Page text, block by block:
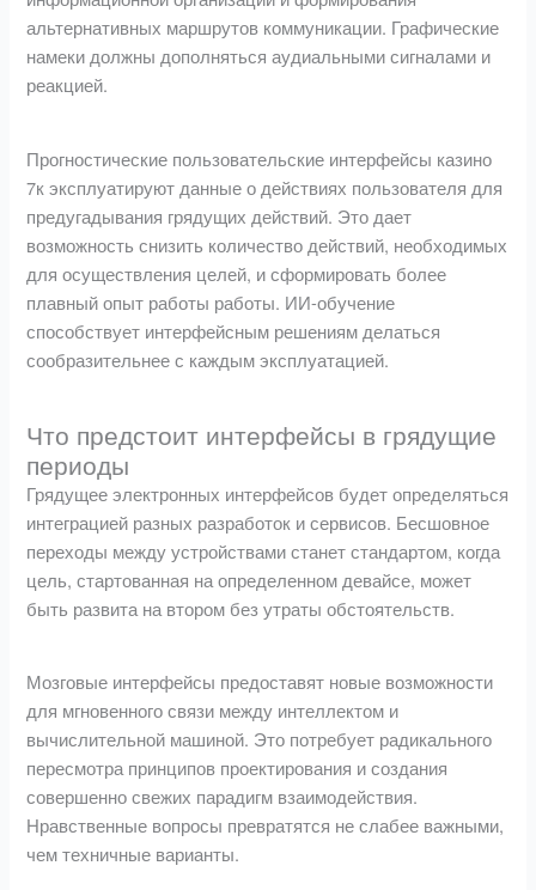
альтернативных маршрутов коммуникации. Графические
намеки должны дополняться аудиальными сигналами и
реакцией.
Прогностические пользовательские интерфейсы казино
7к эксплуатируют данные о действиях пользователя для
предугадывания грядущих действий. Это дает
возможность снизить количество действий, необходимых
для осуществления целей, и сформировать более
плавный опыт работы работы. ИИ-обучение
способствует интерфейсным решениям делаться
сообразительнее с каждым эксплуатацией.
Что предстоит интерфейсы в грядущие
периоды
Грядущее электронных интерфейсов будет определяться
интеграцией разных разработок и сервисов. Бесшовное
переходы между устройствами станет стандартом, когда
цель, стартованная на определенном девайсе, может
быть развита на втором без утраты обстоятельств.
Мозговые интерфейсы предоставят новые возможности
для мгновенного связи между интеллектом и
вычислительной машиной. Это потребует радикального
пересмотра принципов проектирования и создания
совершенно свежих парадигм взаимодействия.
Нравственные вопросы превратятся не слабее важными,
чем техничные варианты.